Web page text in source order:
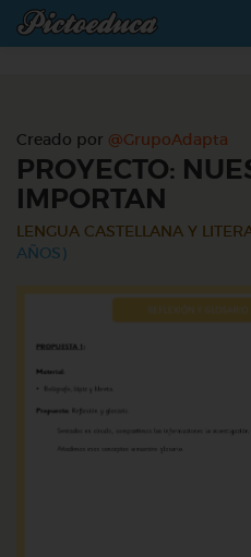
Creado por @GrupoAdapta
PROYECTO:
IMPORTAN
LENGUA CASTELLANA Y
AÑOS)